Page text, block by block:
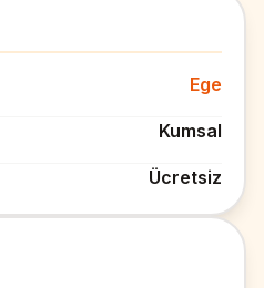
Ege
Kumsal
Ücretsiz